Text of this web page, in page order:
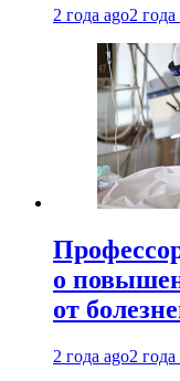
2 года ago2 года
о
от
2 года ago2 года